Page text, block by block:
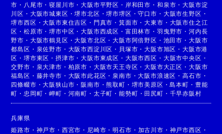
市 ・ 八尾市 ・寝屋川市 ・大阪市平野区 ・ 岸和田市 ・ 和泉市 ・大阪市淀
川区 ・ 大阪市城東区 ・堺市北区 ・堺市堺区 ・守口市 ・ 大阪市生野区 ・
堺市西区 ・大阪市東住吉区 ・ 門真市 ・箕面市 ・大東市 ・ 大阪市住之江
区 ・松原市 ・堺市中区 ・大阪市西成区 ・ 富田林市 ・ 羽曳野市 ・ 河内長
野市 ・ 大阪市鶴見区 ・大阪市北区 ・大阪市阿倍野区 ・ 池田市 ・ 大阪市
都島区 ・ 泉佐野市 ・ 大阪市西淀川区 ・ 貝塚市 ・大阪市旭区 ・大阪市港
区 ・堺市東区 ・摂津市 ・大阪市東成区 ・ 大阪市西区 ・ 大阪市中央区 ・
交野市 ・ 泉大津市 ・ 柏原市 ・ 大阪市天王寺区 ・大阪市大正区 ・ 大阪市
福島区 ・ 藤井寺市 ・ 大阪市此花区 ・ 泉南市 ・大阪市浪速区 ・高石市 ・
四條畷市 ・大阪狭山市 ・阪南市 ・熊取町 ・ 堺市美原区 ・島本町 ・ 豊能
町 ・ 忠岡町 ・岬町 ・ 河南町 ・ 太子町 ・能勢町 ・ 田尻町 ・ 千早赤阪村
兵庫県
姫路市 ・ 神戸市 ・ 西宮市 ・ 尼崎市 ・明石市 ・ 加古川市 ・ 神戸市西区 ・